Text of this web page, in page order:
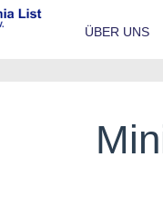
ÜBER UNS